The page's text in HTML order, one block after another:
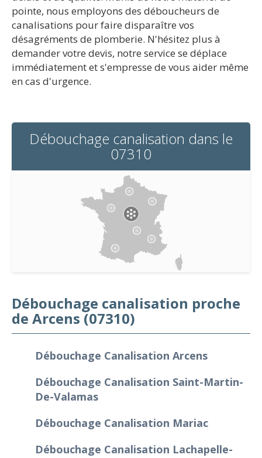
pointe, nous employons des déboucheurs de
canalisations pour faire disparaître vos
désagréments de plomberie. N'hésitez plus à
demander votre devis, notre service se déplace
immédiatement et s'empresse de vous aider même
en cas d'urgence.
Débouchage canalisation dans le
07310
Débouchage canalisation proche
de Arcens (07310)
Débouchage Canalisation Arcens
Débouchage Canalisation Saint-Martin-
De-Valamas
Débouchage Canalisation Mariac
Débouchage Canalisation Lachapelle-